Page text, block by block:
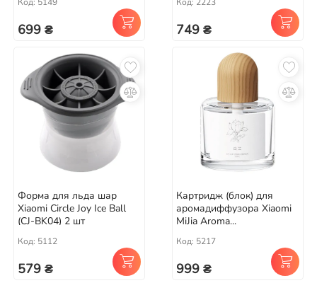
699 ₴ 749 ₴
Форма для льда шар
Xiaomi Circle Joy Ice Ball
(CJ-BK04) 2 шт
Код: 5112
579 ₴
Картридж (блок) для
аромадиффузора Xiaomi
MiJia Aroma...
Код: 5217
999 ₴